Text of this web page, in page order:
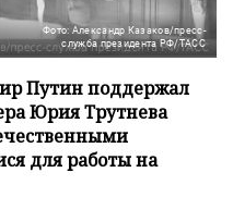
Фото: Александр Казаков/пресс-
служба президента РФ/ТАСС
Путин поддержал
Юрия Трутнева
для работы на